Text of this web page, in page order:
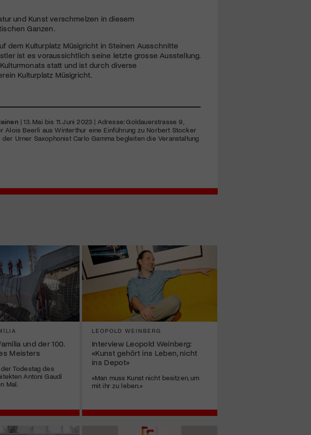
und Kunst verschmelzen in diesem
Ganzen.
dem Kulturplatz Müsigricht in Steinen Ausschnitte
ist es voraussichtlich seine letzte grosse Ausstellung.
statt und ist durch diverse
Kulturplatz Müsigricht.
| 13. Mai bis 11. Juni 2023 | Adresse: Goldauerstrasse 9,
Alois Beerli aus Winterthur eine Einführung zu Norbert Stocker
Urner Saxophonist Carlo Gamma begleiten die Veranstaltung
und der 100.
Meisters
Todestag des
Antoni Gaudí
Mal.
LEOPOLD WEINBERG
Interview Leopold Weinberg:
«Kunst gehört ins Leben, nicht
ins Depot»
«Man muss Kunst nicht besitzen, um
mit ihr zu leben.»